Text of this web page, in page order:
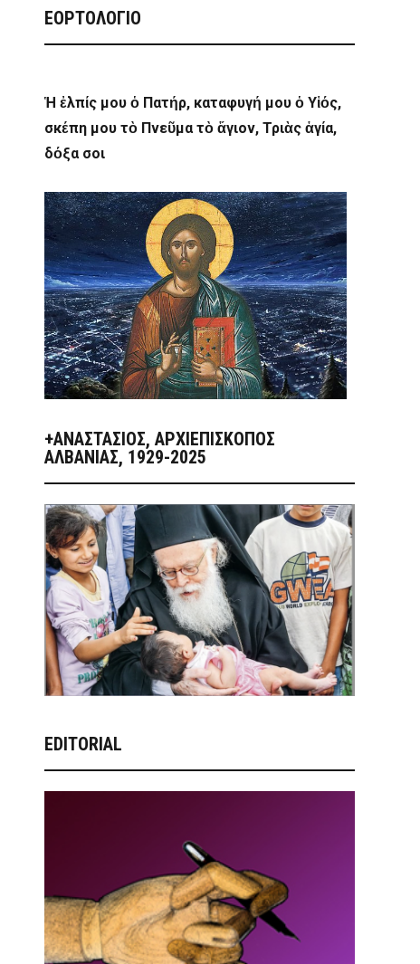
ΕΟΡΤΟΛΟΓΙΟ
Ἡ ἐλπίς μου ὁ Πατήρ, καταφυγή μου ὁ Υἱός,
σκέπη μου τὸ Πνεῦμα τὸ ἅγιον, Τριὰς ἁγία,
δόξα σοι
+ΑΝΑΣΤΆΣΙΟΣ, ΑΡΧΙΕΠΊΣΚΟΠΟΣ
ΑΛΒΑΝΊΑΣ, 1929-2025
EDITORIAL